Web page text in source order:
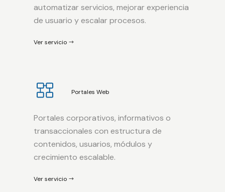
automatizar servicios, mejorar experiencia
de usuario y escalar procesos.
Ver servicio
Portales Web
Portales corporativos, informativos o
transaccionales con estructura de
contenidos, usuarios, módulos y
crecimiento escalable.
Ver servicio